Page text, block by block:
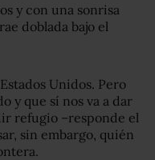
y con una sonrisa
doblada bajo el
Unidos. Pero
y que sí nos va a dar
refugio –responde el
sin embargo, quién